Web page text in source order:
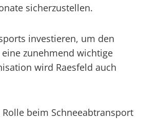
sicherzustellen.
investieren, um den
zunehmend wichtige
wird Raesfeld auch
beim Schneeabtransport